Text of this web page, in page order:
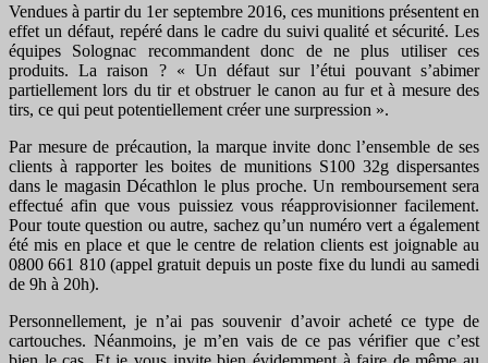
Vendues à partir du 1er septembre 2016, ces munitions présentent en
effet un défaut, repéré dans le cadre du suivi qualité et sécurité. Les
équipes Solognac recommandent donc de ne plus utiliser ces
produits. La raison ? « Un défaut sur l’étui pouvant s’abimer
partiellement lors du tir et obstruer le canon au fur et à mesure des
tirs, ce qui peut potentiellement créer une surpression ».
Par mesure de précaution, la marque invite donc l’ensemble de ses
clients à rapporter les boites de munitions S100 32g dispersantes
dans le magasin Décathlon le plus proche. Un remboursement sera
effectué afin que vous puissiez vous réapprovisionner facilement.
Pour toute question ou autre, sachez qu’un numéro vert a également
été mis en place et que le centre de relation clients est joignable au
0800 661 810 (appel gratuit depuis un poste fixe du lundi au samedi
de 9h à 20h).
Personnellement, je n’ai pas souvenir d’avoir acheté ce type de
cartouches. Néanmoins, je m’en vais de ce pas vérifier que c’est